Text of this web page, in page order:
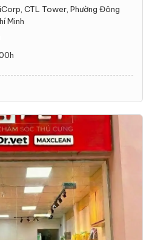
CTL Tower, Phường Đông
Minh